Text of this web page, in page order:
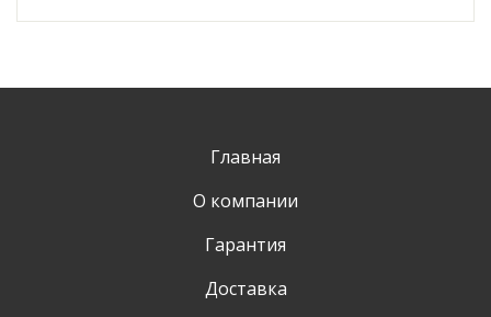
Главная
О компании
Гарантия
Доставка